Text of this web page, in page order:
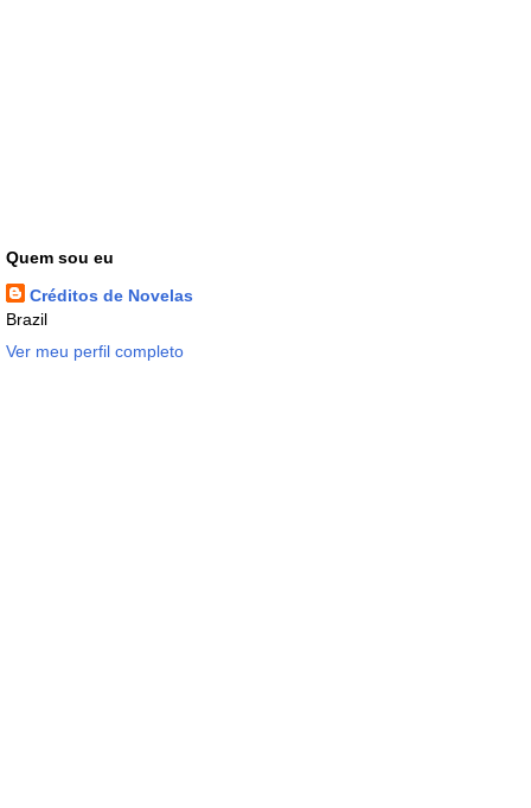
Quem sou eu
Créditos de Novelas
Brazil
Ver meu perfil completo